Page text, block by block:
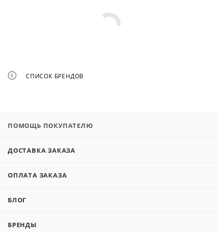
СПИСОК БРЕНДОВ
ПОМОЩЬ ПОКУПАТЕЛЮ
ДОСТАВКА ЗАКАЗА
ОПЛАТА ЗАКАЗА
БЛОГ
БРЕНДЫ